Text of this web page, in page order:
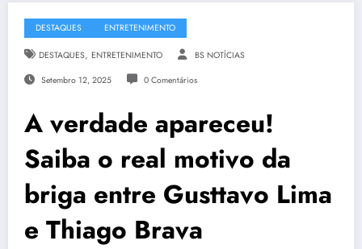
DESTAQUES ENTRETENIMENTO
DESTAQUES, ENTRETENIMENTO BS NOTÍCIAS
Setembro 12, 2025 0 Comentários
A verdade apareceu!
Saiba o real motivo da
briga entre Gusttavo Lima
e Thiago Brava